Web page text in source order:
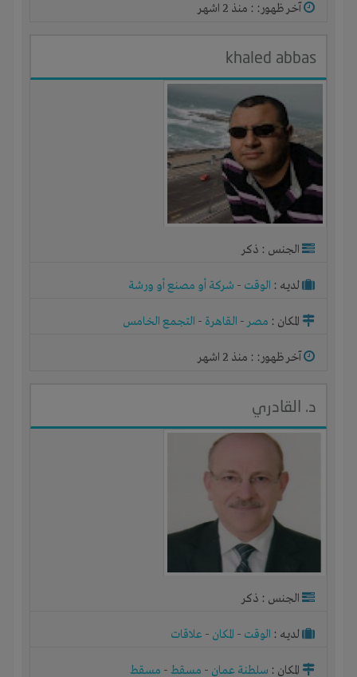
آخر ظهور: : منذ 2 اشهر
khaled abbas
الجنس : ذكر
لديـه : الوقت - شركة أو مصنع أو ورشة
المكان : مصر- القاهرة - التجمع الخامس
آخر ظهور: : منذ 2 اشهر
د. القادري
الجنس : ذكر
لديـه : الوقت - المكان - علاقات
المكان : سلطنة عمان - مسقط- مسقط